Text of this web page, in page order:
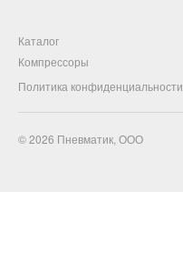
Каталог
Компрессоры
Политика конфиденциальности
© 2026 Пневматик, ООО